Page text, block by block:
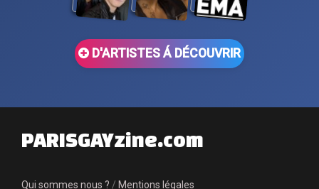
D'ARTISTES Á DÉCOUVRIR
PARISGAYzine.com
Qui sommes nous ? / Mentions légales